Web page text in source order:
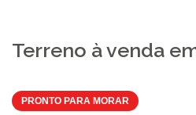
Terreno à venda
PRONTO PARA MORAR